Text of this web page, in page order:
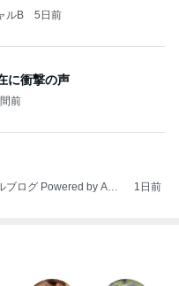
ルB 5日前
に衝撃の声
前
ログ Powered by Ame
1日前